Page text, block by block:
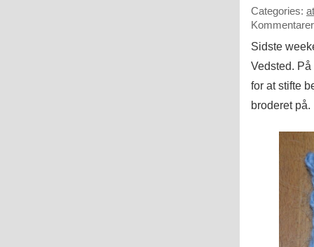
Categories:
Sidste
Vedsted.
for at stifte
broderet